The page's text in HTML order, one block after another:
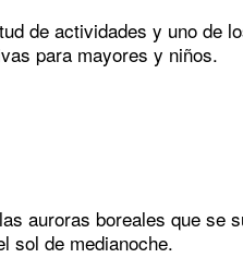
de actividades y uno de
para mayores y niños.
auroras boreales que se
sol de medianoche.